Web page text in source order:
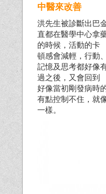
中醫來改善
洪先生被診斷出巴
直都在醫學中心拿
的時候，活動的卡
頓感會減輕，行動
記憶及思考都好像
過之後，又會回到
好像當初剛發病時
有點控制不住，就
一樣。